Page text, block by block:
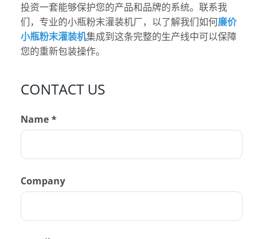
投资一套能够保护您的产品和品牌的系统。联系我
们，专业的小瓶粉末灌装机厂，以了解我们如何廉价
小瓶粉末灌装机集成到这条完整的生产线中可以保障
您的重新包装操作。
CONTACT US
Name *
Company